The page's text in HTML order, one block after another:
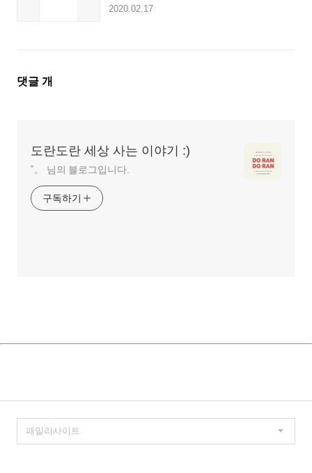
2020.02.17
댓
댓글 개
도란도란 세상 사는 이야기 :)
˚。 님의 블로그입니다.
구독하기